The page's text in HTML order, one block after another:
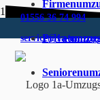
01556 36 74 994
service@1a-
Wir sind Ihr